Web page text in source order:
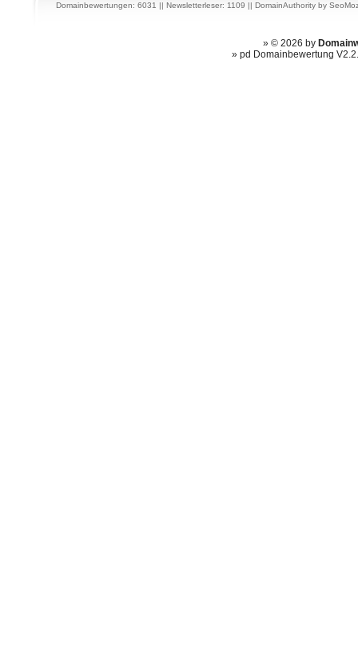
Domainbewertungen: 6031 || Newsletterleser: 1109 || DomainAuthority by
» © 2026 by
» pd Domainbewertung